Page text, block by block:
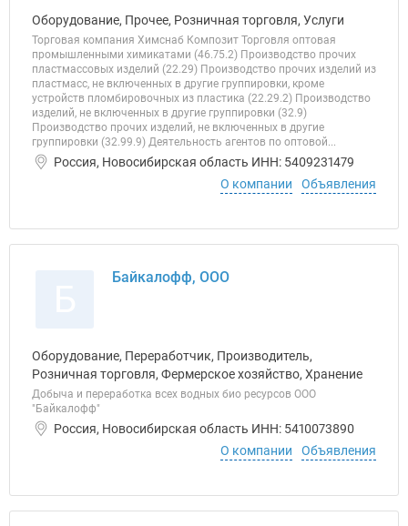
Оборудование, Прочее, Розничная торговля, Услуги
Торговая компания Химснаб Композит Торговля оптовая
промышленными химикатами (46.75.2) Производство прочих
пластмассовых изделий (22.29) Производство прочих изделий из
пластмасс, не включенных в другие группировки, кроме
устройств пломбировочных из пластика (22.29.2) Производство
изделий, не включенных в другие группировки (32.9)
Производство прочих изделий, не включенных в другие
группировки (32.99.9) Деятельность агентов по оптовой...
Россия, Новосибирская область ИНН: 5409231479
О компании
Объявления
Байкалофф, ООО
Оборудование, Переработчик, Производитель,
Розничная торговля, Фермерское хозяйство, Хранение
Добыча и переработка всех водных био ресурсов ООО
"Байкалофф"
Россия, Новосибирская область ИНН: 5410073890
О компании
Объявления